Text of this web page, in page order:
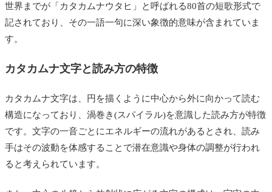
世界までが「カタカムナウタヒ」と呼ばれる80首の短歌形式で
記されており、その一語一句に深い象徴的意味が含まれていま
す。
カタカムナ文字と読み方の特徴
カタカムナ文字は、円を描くように中心から外に向かって読む
構造になっており、渦巻き(スパイラル)を意識した読み方が特徴
です。文字の一音ごとにエネルギーの流れがあるとされ、読み
手はその波動を体感することで潜在意識や身体の調整が行われ
ると考えられています。